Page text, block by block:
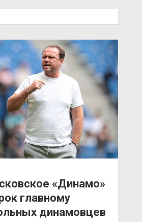
«Динамо»
главному
динамовцев